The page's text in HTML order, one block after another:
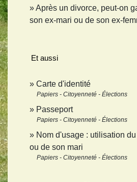
Après un divorce, peut-on
son ex-mari ou de son ex-
Et aussi
Carte d'identité
Papiers - Citoyenneté - Élections
Passeport
Papiers - Citoyenneté - Élections
Nom d'usage : utilisation
ou de son mari
Papiers - Citoyenneté - Élections